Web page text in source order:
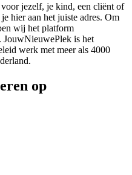
jezelf, je kind, een cliënt of
hier aan het juiste adres. Om
wij het platform
JouwNieuwePlek is het
werk met meer als 4000
op